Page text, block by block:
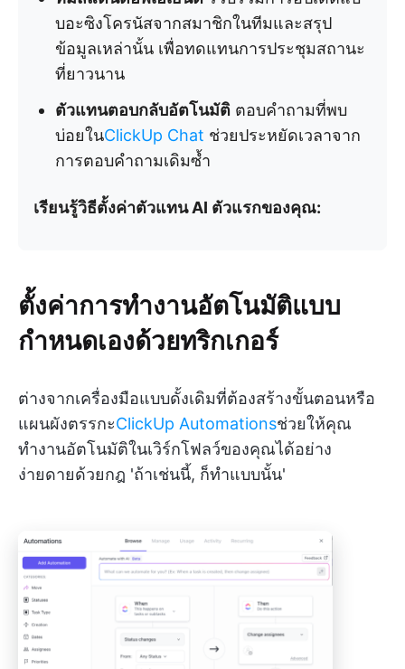
บอะซิงโครนัสจากสมาชิกในทีมและสรุป
ข้อมูลเหล่านั้น เพื่อทดแทนการประชุมสถานะ
ที่ยาวนาน
ตัวแทนตอบกลับอัตโนมัติ ตอบคำถามที่พบ
บ่อยในClickUp Chat ช่วยประหยัดเวลาจาก
การตอบคำถามเดิมซ้ำ
เรียนรู้วิธีตั้งค่าตัวแทน AI ตัวแรกของคุณ:
ตั้งค่าการทำงานอัตโนมัติแบบ
กำหนดเองด้วยทริกเกอร์
ต่างจากเครื่องมือแบบดั้งเดิมที่ต้องสร้างขั้นตอนหรือ
แผนผังตรรกะClickUp Automationsช่วยให้คุณ
ทำงานอัตโนมัติในเวิร์กโฟลว์ของคุณได้อย่าง
ง่ายดายด้วยกฎ 'ถ้าเช่นนี้, ก็ทำแบบนั้น'